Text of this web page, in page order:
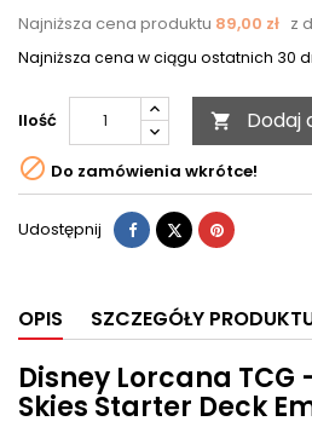
Najniższa cena produktu 89,00 zł z
Najniższa cena w ciągu ostatnich 30
Ilość  Dodaj
 Do zamówienia wkrótce!
Udostępnij Udostępnij
TweetujPinterest
OPIS SZCZEGÓŁY
Disney Lorcana
Skies Starter Deck